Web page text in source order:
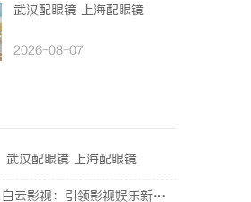
武汉配眼镜 上海配眼镜
2026-08-07
武汉配眼镜 上海配眼镜
白云影视：引领影视娱乐新时代的内容创新平台